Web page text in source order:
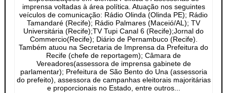
imprensa voltadas à área política. Atuação nos seguintes
veículos de comunicação: Rádio Olinda (Olinda PE); Rádio
Tamandaré (Recife); Rádio Palmares (Maceió/AL); TV
Universitária (Recife);TV Tupi Canal 6 (Recife);Jornal do
Commercio(Recife); Diário de Pernambuco (Recife).
Também atuou na Secretaria de Imprensa da Prefeitura do
Recife (chefe de reportagem); Câmara de
Vereadores(assessora de imprensa gabinete de
parlamentar); Prefeitura de São Bento do Una (assessoria
do prefeito), assessora de campanhas eleitorais majoritárias
e proporcionais no Estado, entre outros...